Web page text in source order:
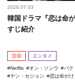
2026.07.03
韓国ドラマ『恋は命
すじ紹介
注目 エンタメ
Netflix オン・ソンウ
パク
ヤン・セジョン
恋は命がけ